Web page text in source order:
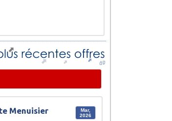
Mar,
2026
Menuisier